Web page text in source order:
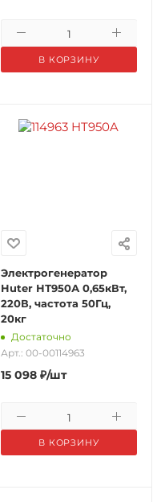
В КОРЗИНУ
Электрогенератор
Huter НТ950А 0,65кВт,
220В, частота 50Гц,
20кг
Достаточно
Арт.: 00-00114963
15 098₽/шт
В КОРЗИНУ